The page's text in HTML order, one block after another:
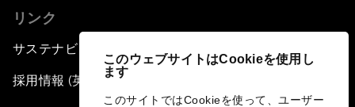
このウェブサイトはCookieを使用し
ます
このサイトではCookieを使って、ユーザー
リンク
サステナビリティへの取り組み
採用情報 (英語のみ)